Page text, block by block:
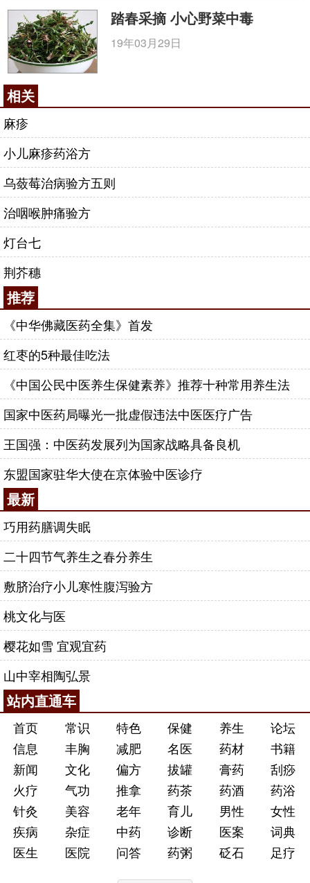
苗移栽法，春播，每1hm2用种量11.25-15kg。5-6月
苗高约15cm时移栽。
田间管理 生长期间注意间苗、补苗。中耕除草1-
2次，幼苗期浅锄，以免损伤幼苗。追肥以氮肥为主，
适当施用磷钾肥。一般追肥3次。幼苗期遇旱及时浇
水；遇涝及时排除积水。
病虫害防治 立枯病注意排水或选用高畦栽种，发
病时用灭菌剂401的800倍液或50%多菌灵1000倍液
|<< <<
咨询电话：010-87876186
踏春采摘 小心野菜中毒
19年03月29日
相关
麻疹
小儿麻疹药浴方
乌蔹莓治病验方五则
治咽喉肿痛验方
灯台七
荆芥穗
推荐
《中华佛藏医药全集》首发
红枣的5种最佳吃法
《中国公民中医养生保健素养》推荐十种常用养生法
国家中医药局曝光一批虚假违法中医医疗广告
王国强：中医药发展列为国家战略具备良机
东盟国家驻华大使在京体验中医诊疗
最新
巧用药膳调失眠
二十四节气养生之春分养生
敷脐治疗小儿寒性腹泻验方
桃文化与医
樱花如雪 宜观宜药
山中宰相陶弘景
站内直通车
首页 常识 特色 保健 养生
论坛
信息
丰胸 减肥 名医 药材
书籍
新闻
文化 偏方 拔罐 膏药
刮痧
火疗
气功 推拿 药茶 药酒
药浴
针灸
美容 老年 育儿 男性
女性
疾病
杂症 中药 诊断 医案
词典
医生
医院 问答 药粥 砭石 足疗